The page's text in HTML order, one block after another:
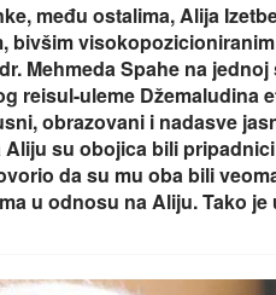
među ostalima, Alija
bivšim
Mehmeda Spahe na jednoj
reisul-uleme Džemaludina
obrazovani i nadasve
su obojica bili
da su mu oba bili
u odnosu na Aliju. Tako je